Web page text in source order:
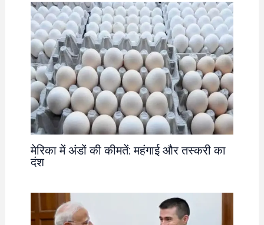
मेरिका में अंडों की कीमतें: महंगाई और तस्करी का
दंश